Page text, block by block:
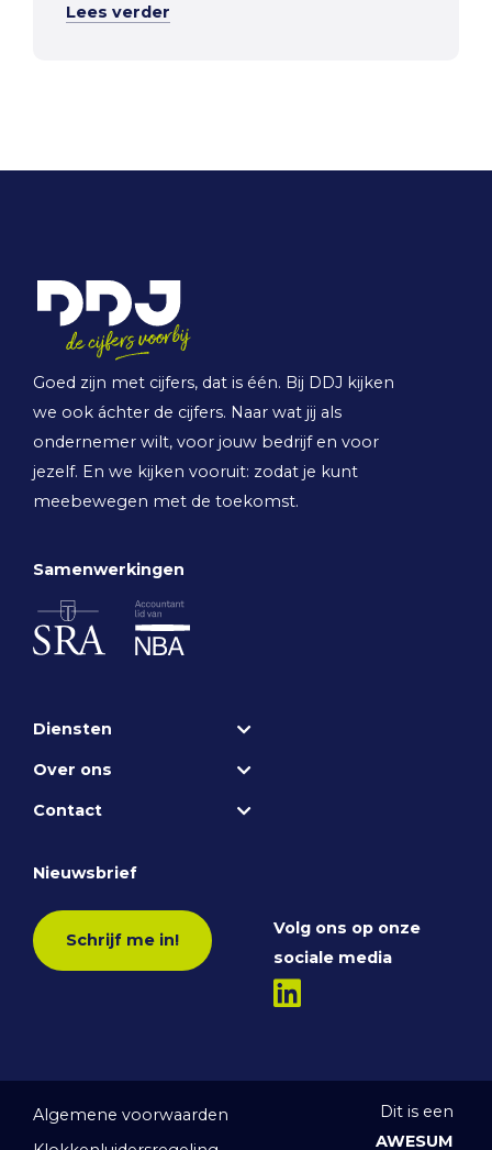
Lees verder
Goed zijn met cijfers, dat is één. Bij DDJ kijken
we ook áchter de cijfers. Naar wat jij als
ondernemer wilt, voor jouw bedrijf en voor
jezelf. En we kijken vooruit: zodat je kunt
meebewegen met de toekomst.
Samenwerkingen
Diensten
Over ons
Contact
Nieuwsbrief
Schrijf me in!
Volg ons op onze
sociale media
Algemene voorwaarden
Dit is een
AWESUM